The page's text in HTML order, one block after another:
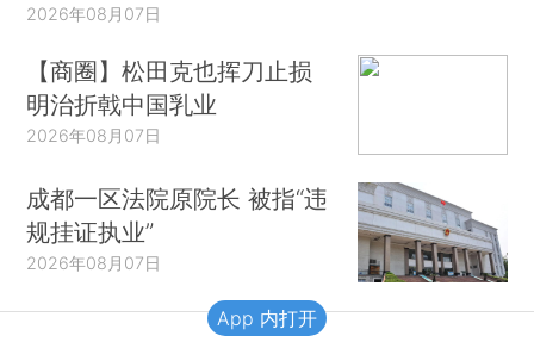
2026年08月07日
【商圈】松田克也挥刀止损
明治折戟中国乳业
2026年08月07日
成都一区法院原院长 被指“违
规挂证执业”
2026年08月07日
App 内打开